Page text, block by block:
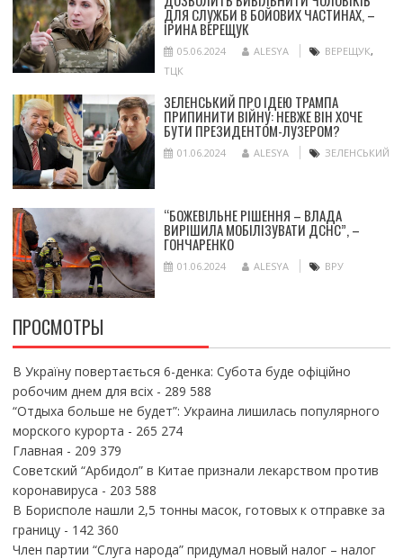
ДЛЯ СЛУЖБИ В БОЙОВИХ ЧАСТИНАХ, –
ІРИНА ВЕРЕЩУК
05.06.2024 ALESYA ВЕРЕЩУК,
ТЦК
ЗЕЛЕНСЬКИЙ ПРО ІДЕЮ ТРАМПА
ПРИПИНИТИ ВІЙНУ: НЕВЖЕ ВІН ХОЧЕ
БУТИ ПРЕЗИДЕНТОМ-ЛУЗЕРОМ?
01.06.2024 ALESYA ЗЕЛЕНСЬКИЙ
“БОЖЕВІЛЬНЕ РІШЕННЯ – ВЛАДА
ВИРІШИЛА МОБІЛІЗУВАТИ ДСНС”, –
ГОНЧАРЕНКО
01.06.2024 ALESYA ВРУ
ПРОСМОТРЫ
В Україну повертається 6-денка: Субота буде офіційно
робочим днем для всіх- 289 588
“Отдыха больше не будет”: Украина лишилась популярного
морского курорта - 265 274
Главная - 209 379
Советский “Арбидол” в Китае признали лекарством против
коронавируса - 203 588
В Борисполе нашли 2,5 тонны масок, готовых к отправке за
границу- 142 360
Член партии “Слуга народа” придумал новый налог – налог